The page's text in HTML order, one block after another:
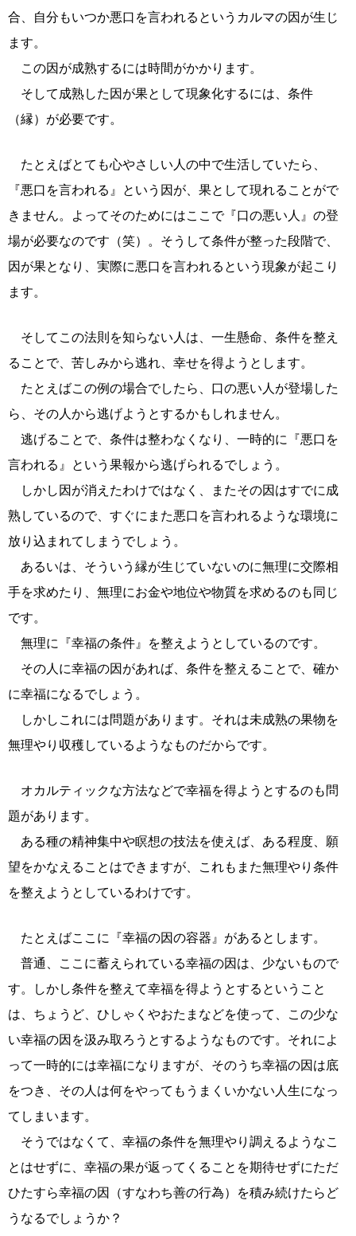
合、自分もいつか悪口を言われるというカルマの因が生じ
ます。
この因が成熟するには時間がかかります。
そして成熟した因が果として現象化するには、条件
（縁）が必要です。
たとえばとても心やさしい人の中で生活していたら、
『悪口を言われる』という因が、果として現れることがで
きません。よってそのためにはここで『口の悪い人』の登
場が必要なのです（笑）。そうして条件が整った段階で、
因が果となり、実際に悪口を言われるという現象が起こり
ます。
そしてこの法則を知らない人は、一生懸命、条件を整え
ることで、苦しみから逃れ、幸せを得ようとします。
たとえばこの例の場合でしたら、口の悪い人が登場した
ら、その人から逃げようとするかもしれません。
逃げることで、条件は整わなくなり、一時的に『悪口を
言われる』という果報から逃げられるでしょう。
しかし因が消えたわけではなく、またその因はすでに成
熟しているので、すぐにまた悪口を言われるような環境に
放り込まれてしまうでしょう。
あるいは、そういう縁が生じていないのに無理に交際相
手を求めたり、無理にお金や地位や物質を求めるのも同じ
です。
無理に『幸福の条件』を整えようとしているのです。
その人に幸福の因があれば、条件を整えることで、確か
に幸福になるでしょう。
しかしこれには問題があります。それは未成熟の果物を
無理やり収穫しているようなものだからです。
オカルティックな方法などで幸福を得ようとするのも問
題があります。
ある種の精神集中や瞑想の技法を使えば、ある程度、願
望をかなえることはできますが、これもまた無理やり条件
を整えようとしているわけです。
たとえばここに『幸福の因の容器』があるとします。
普通、ここに蓄えられている幸福の因は、少ないもので
す。しかし条件を整えて幸福を得ようとするということ
は、ちょうど、ひしゃくやおたまなどを使って、この少な
い幸福の因を汲み取ろうとするようなものです。それによ
って一時的には幸福になりますが、そのうち幸福の因は底
をつき、その人は何をやってもうまくいかない人生になっ
てしまいます。
そうではなくて、幸福の条件を無理やり調えるようなこ
とはせずに、幸福の果が返ってくることを期待せずにただ
ひたすら幸福の因（すなわち善の行為）を積み続けたらど
うなるでしょうか？